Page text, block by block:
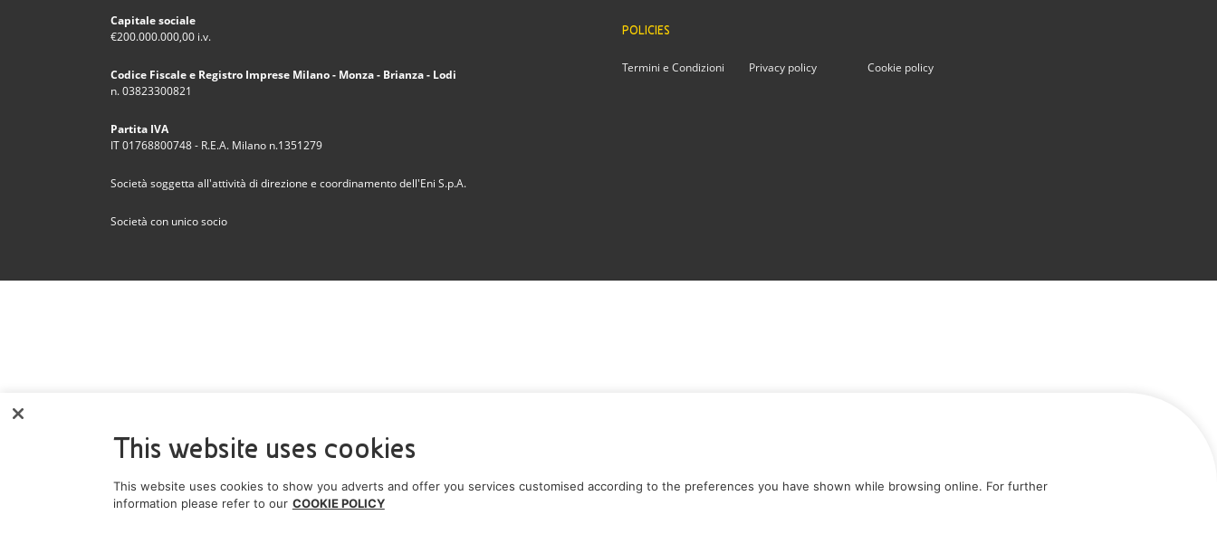
Capitale sociale
€200.000.000,00 i.v.
Codice Fiscale e Registro Imprese Milano - Monza - Brianza - Lodi
n. 03823300821
Partita IVA
IT 01768800748 - R.E.A. Milano n.1351279
Società soggetta all'attività di direzione e coordinamento dell'Eni S.p.A.
Società con unico socio
POLICIES
Termini e Condizioni Privacy policy Cookie policy
This website uses cookies
This website uses cookies to show you adverts and offer you services customised according to the preferences you have shown while browsing online. For further
information please refer to our COOKIE POLICY